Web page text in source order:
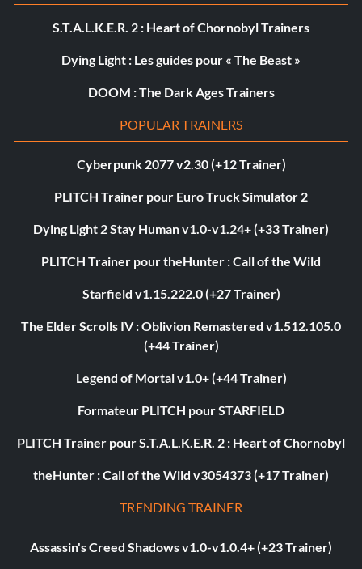
S.T.A.L.K.E.R. 2 : Heart of Chornobyl Trainers
Dying Light : Les guides pour « The Beast »
DOOM : The Dark Ages Trainers
POPULAR TRAINERS
Cyberpunk 2077 v2.30 (+12 Trainer)
PLITCH Trainer pour Euro Truck Simulator 2
Dying Light 2 Stay Human v1.0-v1.24+ (+33 Trainer)
PLITCH Trainer pour theHunter : Call of the Wild
Starfield v1.15.222.0 (+27 Trainer)
The Elder Scrolls IV : Oblivion Remastered v1.512.105.0
(+44 Trainer)
Legend of Mortal v1.0+ (+44 Trainer)
Formateur PLITCH pour STARFIELD
PLITCH Trainer pour S.T.A.L.K.E.R. 2 : Heart of Chornobyl
theHunter : Call of the Wild v3054373 (+17 Trainer)
TRENDING TRAINER
Assassin's Creed Shadows v1.0-v1.0.4+ (+23 Trainer)